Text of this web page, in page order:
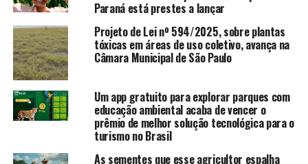
Paraná está prestes a lançar
Projeto de Lei nº 594/2025, sobre plantas
tóxicas em áreas de uso coletivo, avança na
Câmara Municipal de São Paulo
Um app gratuito para explorar parques com
educação ambiental acaba de vencer o
prêmio de melhor solução tecnológica para o
turismo no Brasil
As sementes que esse agricultor espalha